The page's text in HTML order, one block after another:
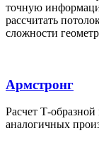
точную
рассчитать
сложности
Армстронг
Расчет Т-
аналогичных